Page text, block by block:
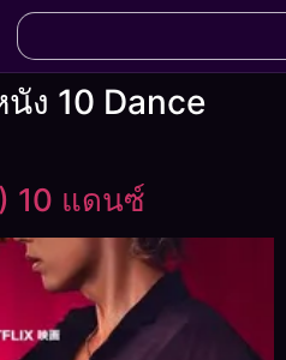
ง 10 Dance
10 แดนซ์